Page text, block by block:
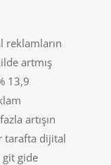
reklamların
artmış
13,9
artışın
tarafta dijital
git gide